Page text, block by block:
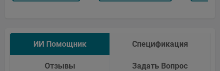
ИИ Помощник Спецификация
Отзывы Задать Вопрос